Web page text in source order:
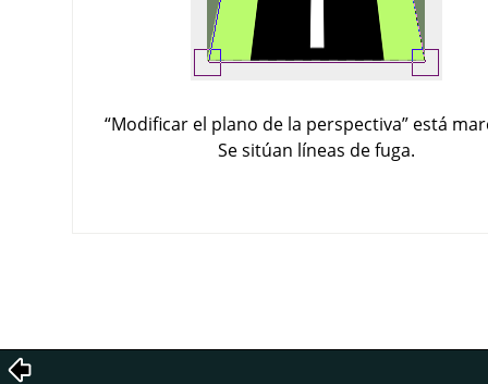
“Modificar el plano de la perspectiva”está
Se sitúan líneas de fuga.